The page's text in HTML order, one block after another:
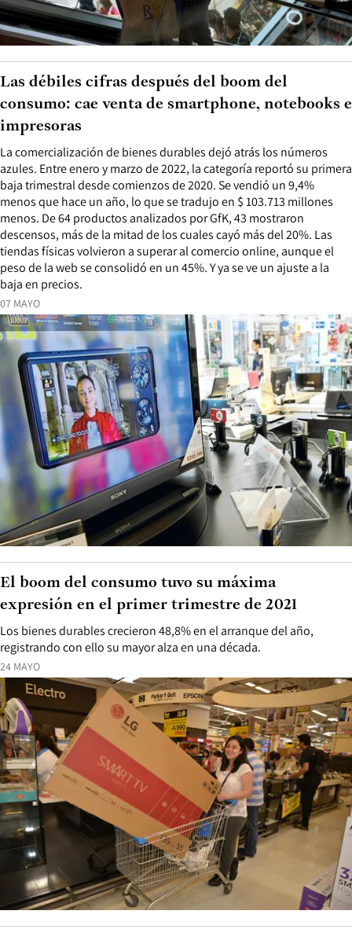
07 MAYO
La comercialización de bienes durables dejó atrás los números
azules. Entre enero y marzo de 2022, la categoría reportó su primera
baja trimestral desde comienzos de 2020. Se vendió un 9,4%
menos que hace un año, lo que se tradujo en $ 103.713 millones
menos. De 64 productos analizados por GfK, 43 mostraron
descensos, más de la mitad de los cuales cayó más del 20%. Las
tiendas físicas volvieron a superar al comercio online, aunque el
peso de la web se consolidó en un 45%. Y ya se ve un ajuste a la
baja en precios.
Las débiles cifras después del boom del
consumo: cae venta de smartphone, notebooks e
impresoras
24 MAYO
Los bienes durables crecieron 48,8% en el arranque del año,
registrando con ello su mayor alza en una década.
El boom del consumo tuvo su máxima
expresión en el primer trimestre de 2021